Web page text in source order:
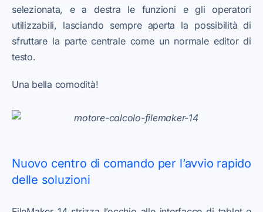
selezionata, e a destra le funzioni e gli operatori
utilizzabili, lasciando sempre aperta la possibilità di
sfruttare la parte centrale come un normale editor di
testo.
Una bella comodità!
Nuovo centro di comando per l’avvio rapido
delle soluzioni